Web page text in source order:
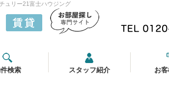
ュリー21富士ハウジング
検索 スタッフ紹介 お